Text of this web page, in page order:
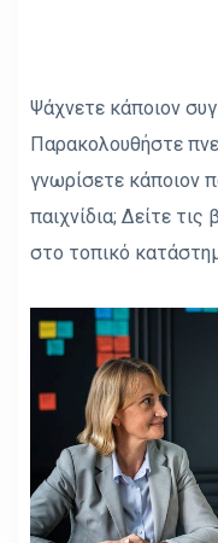
Ψάχνετε κάποιον
Παρακολουθήστε
γνωρίσετε κάποιον
παιχνίδια; Δείτε
στο τοπικό